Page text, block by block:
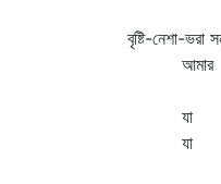
দেয়াল
বৃষ্টি-নেশা-ভরা
আমার
যত
যা না
যা না
পাব